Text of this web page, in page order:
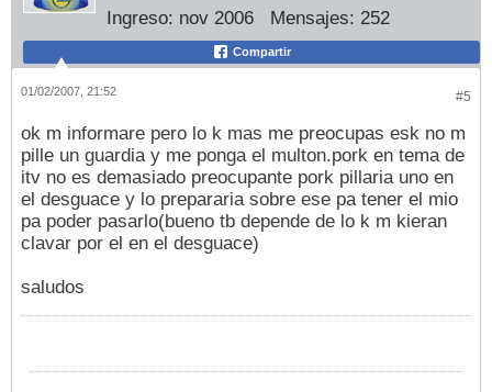
Ingreso: nov 2006 Mensajes: 252
Compartir
#5
01/02/2007, 21:52
ok m informare pero lo k mas me preocupas esk no m
pille un guardia y me ponga el multon.pork en tema de
itv no es demasiado preocupante pork pillaria uno en
el desguace y lo prepararia sobre ese pa tener el mio
pa poder pasarlo(bueno tb depende de lo k m kieran
clavar por el en el desguace)
saludos